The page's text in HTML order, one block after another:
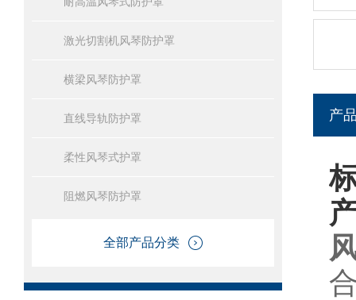
激光切割机风琴防护罩
横梁风琴防护罩
直线导轨防护罩
柔性风琴式护罩
阻燃风琴防护罩
全部产品分类
产